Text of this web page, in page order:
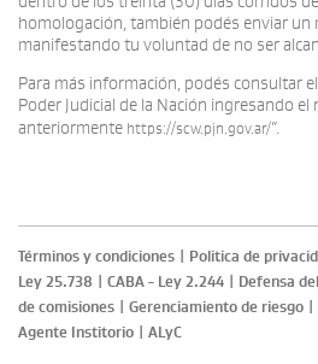
homologación, también podés enviar un
manifestando tu voluntad de no ser
Para más información, podés consultar
Poder Judicial de la Nación ingresando
anteriormente https://scw.pjn.gov.ar/”.
Términos y condiciones Politica de
Ley 25.738
CABA - Ley 2.244 Defensa
de comisiones
Gerenciamiento de riesgo
Agente Institorio
ALyC